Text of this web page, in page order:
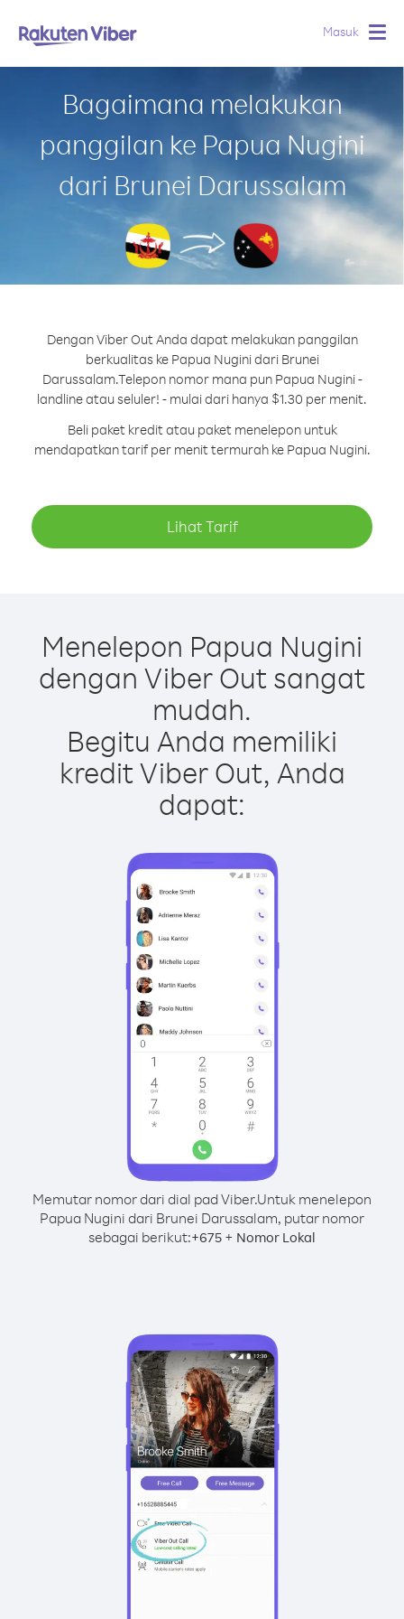
Masuk
Bagaimana melakukan
panggilan ke Papua Nugini
dari Brunei Darussalam
Dengan Viber Out Anda dapat melakukan panggilan
berkualitas ke Papua Nugini dari Brunei
Darussalam.Telepon nomor mana pun Papua Nugini -
landline atau seluler! - mulai dari hanya $1.30 per menit.
Beli paket kredit atau paket menelepon untuk
mendapatkan tarif per menit termurah ke Papua Nugini.
Lihat Tarif
Menelepon Papua Nugini
dengan Viber Out sangat
mudah.
Begitu Anda memiliki
kredit Viber Out, Anda
dapat:
Memutar nomor dari dial pad Viber.Untuk menelepon
Papua Nugini dari Brunei Darussalam, putar nomor
sebagai berikut:+675 + Nomor Lokal